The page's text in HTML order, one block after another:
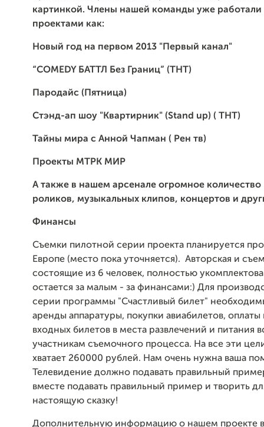
картинкой. Члены нашей команды уже работали
проектами как:
Новый год на первом 2013 "Первый канал"
“COMEDY БАТТЛ Без Границ” (ТНТ)
Пародайс (Пятница)
Стэнд-ап шоу "Квартирник" (Stand up) ( ТНТ)
Тайны мира с Анной Чапман ( Рен тв)
Проекты МТРК МИР
А также в нашем арсенале огромное
роликов, музыкальных клипов, концертов и
Финансы
Съемки пилотной серии проекта планируется
Европе (место пока уточняется). Авторская и
состоящие из 6 человек, полностью
остается за малым - за финансами:) Для
серии программы "Счастливый билет"
аренды аппаратуры, покупки авиабилетов,
входных билетов в места развлечений и питания
участникам съемочного процесса. На все эти
хватает 260000 рублей. Нам очень нужна ваша
Телевидение должно подавать правильный
вместе подавать правильный пример и творить
настоящую сказку!
Дополнительную информацию о нашем проекте